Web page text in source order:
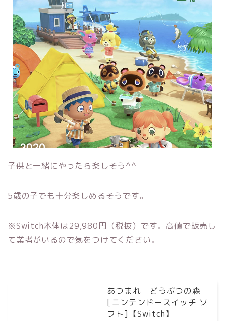
子供と一緒にやったら楽しそう^^
5歳の子でも十分楽しめるそうです。
※Switch本体は29,980円（税抜）です。高値で販売し
て業者がいるので気をつけてください。
あつまれ どうぶつの森
[ニンテンドースイッチ ソ
フト]【Switch】